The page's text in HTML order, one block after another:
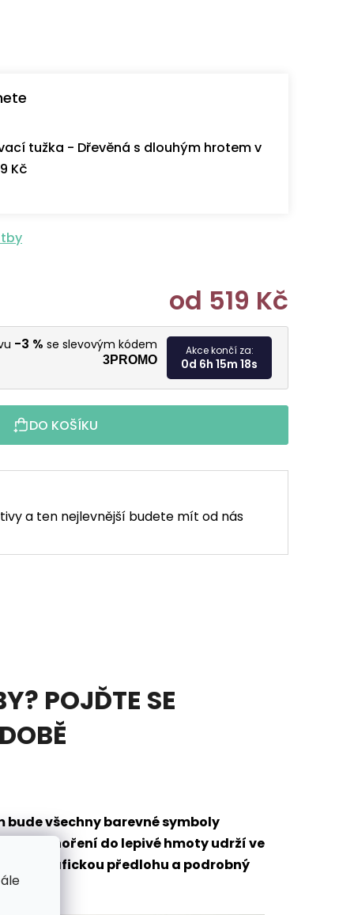
tužka - Dřevěná s dlouhým hrotem v
Kč
od 519 Kč
Měrná
-3 % se slevovým kódem
3PROMO
Akce končí za:
0d 6h 15m 16s
DO KOŠÍKU
a ten nejlevnější budete mít od nás
POJĎTE SE
všechny barevné symboly
po ponoření do lepivé hmoty udrží ve
grafickou předlohu a podrobný